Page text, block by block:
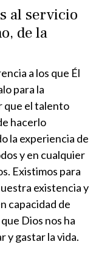
al servicio
de la
a los que Él
para la
que el talento
hacerlo
la experiencia de
y en cualquier
Existimos para
existencia y
capacidad de
Dios nos ha
y gastar la vida.